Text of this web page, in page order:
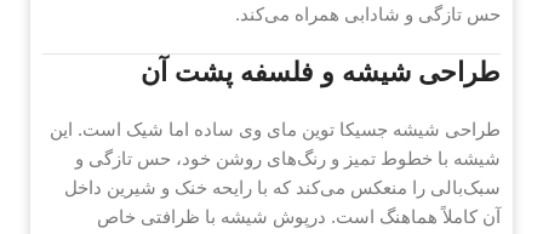
حس تازگی و شادابی همراه می‌کند.
طراحی شیشه و فلسفه پشت آن
طراحی شیشه جسیکا توین مای وی ساده اما شیک است. این
شیشه با خطوط تمیز و رنگ‌های روشن خود، حس تازگی و
سبک‌بالی را منعکس می‌کند که با رایحه خنک و شیرین داخل
آن کاملاً هماهنگ است. درپوش شیشه با ظرافتی خاص